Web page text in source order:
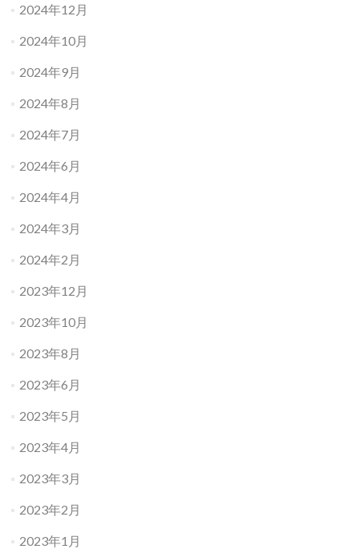
2024年12月
2024年10月
2024年9月
2024年8月
2024年7月
2024年6月
2024年4月
2024年3月
2024年2月
2023年12月
2023年10月
2023年8月
2023年6月
2023年5月
2023年4月
2023年3月
2023年2月
2023年1月